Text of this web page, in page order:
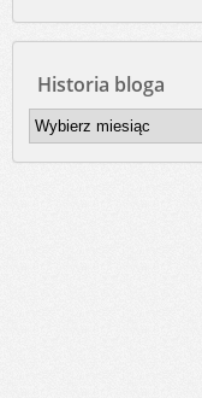
Historia bloga
Historia
bloga